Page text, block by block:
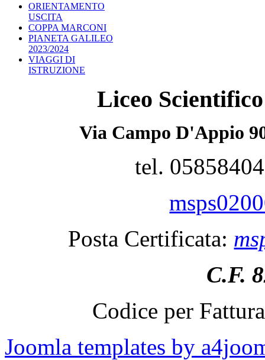
ORIENTAMENTO
USCITA
COPPA MARCONI
PIANETA GALILEO
2023/2024
VIAGGI DI
ISTRUZIONE
Liceo
Via Campo D'Appio
tel.
Posta Certificata:
C.F.
Codice per
Joomla templates by